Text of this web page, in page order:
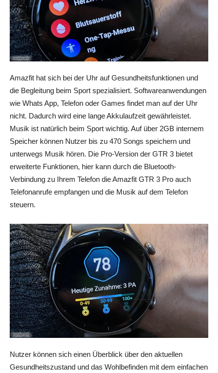
Amazfit hat sich bei der Uhr auf Gesundheitsfunktionen und
die Begleitung beim Sport spezialisiert. Softwareanwendungen
wie Whats App, Telefon oder Games findet man auf der Uhr
nicht. Dadurch wird eine lange Akkulaufzeit gewährleistet.
Musik ist natürlich beim Sport wichtig. Auf über 2GB internem
Speicher können Nutzer bis zu 470 Songs speichern und
unterwegs Musik hören. Die Pro-Version der GTR 3 bietet
erweiterte Funktionen, hier kann durch die Bluetooth-
Verbindung zu Ihrem Telefon die Amazfit GTR 3 Pro auch
Telefonanrufe empfangen und die Musik auf dem Telefon
steuern.
Nutzer können sich einen Überblick über den aktuellen
Gesundheitszustand und das Wohlbefinden mit dem einfachen